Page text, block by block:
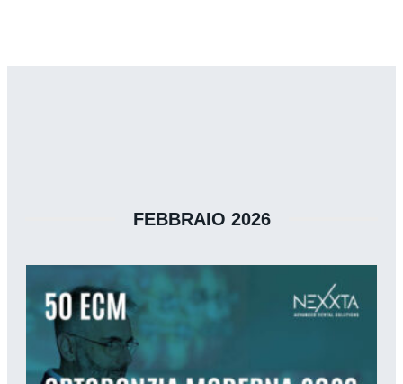
FEBBRAIO 2026